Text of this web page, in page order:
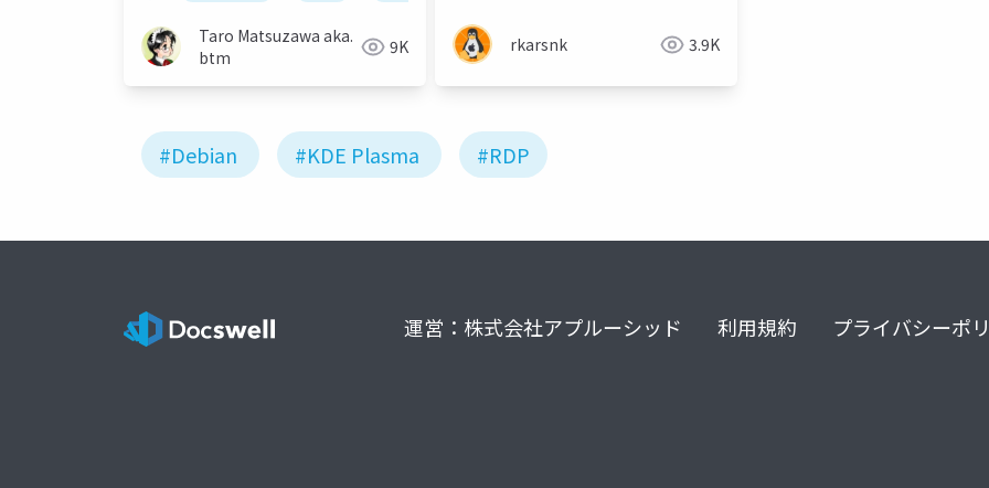
Taro Matsuzawa aka.
btm
9K rkarsnk 3.9K
#Debian #KDE Plasma #RDP
運営：株式会社アプルーシッド 利用規約 プライバシーポ